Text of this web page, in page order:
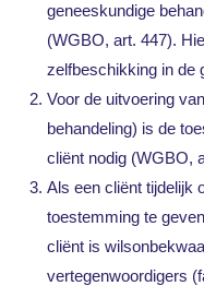
geneeskundige
(WGBO, art. 447).
zelfbeschikking in de
Voor de uitvoering
behandeling) is de
cliënt nodig (WGBO,
Als een cliënt tijdelijk
toestemming te
cliënt is
vertegenwoordigers